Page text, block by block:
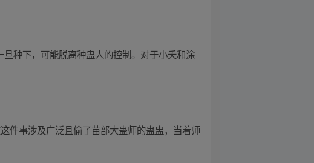
种下，可能脱离种蛊人的控制。对于小夭和涂
件事涉及广泛且偷了苗部大蛊师的蛊盅，当着师